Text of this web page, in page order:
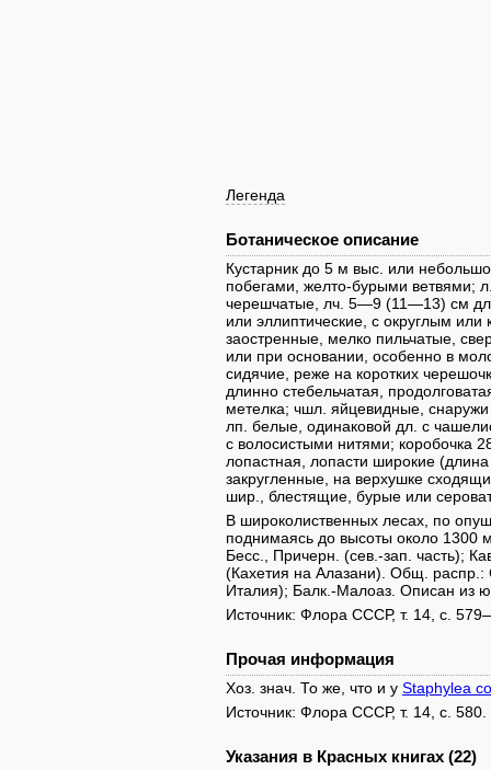
Легенда
Ботаническое описание
Кустарник до 5 м выс. или
побегами, желто-бурыми ветвями;
черешчатые, лч. 5—9 (11—13) см
или эллиптические, с округлым
заостренные, мелко пильчатые,
или при основании, особенно в
сидячие, реже на коротких
длинно стебельчатая,
метелка; чшл. яйцевидные,
лп. белые, одинаковой дл. с
с волосистыми нитями;
лопастная, лопасти широкие
закругленные, на верхушке
шир., блестящие, бурые или
В широколиственных лесах, по
поднимаясь до высоты около 1300
Бесс., Причерн. (сев.-зап. часть);
(Кахетия на Алазани). Общ. распр.:
Италия); Балк.-Малоаз. Описан из
Источник: Флора СССР, т. 14, с.
Прочая информация
Хоз. знач. То же, что и у Staphylea
Источник: Флора СССР, т. 14, с. 580.
Указания в Красных книгах (22)